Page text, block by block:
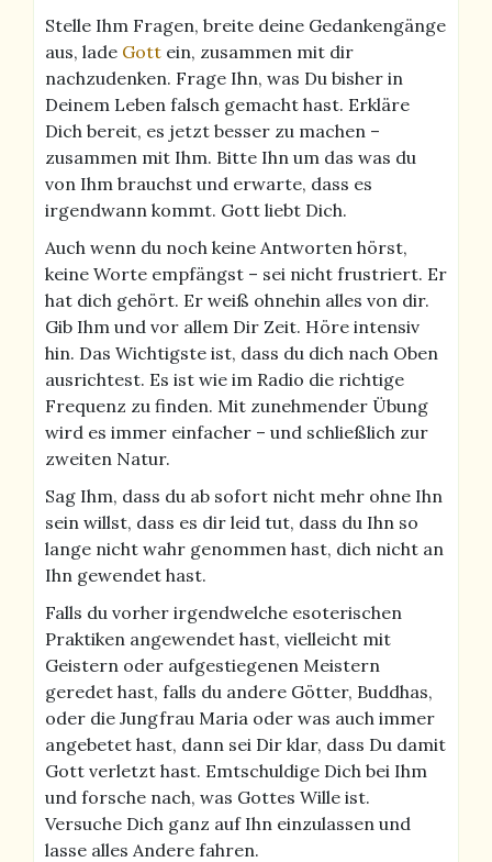
Stelle Ihm Fragen, breite deine Gedankengänge
aus, lade Gott ein, zusammen mit dir
nachzudenken. Frage Ihn, was Du bisher in
Deinem Leben falsch gemacht hast. Erkläre
Dich bereit, es jetzt besser zu machen –
zusammen mit Ihm. Bitte Ihn um das was du
von Ihm brauchst und erwarte, dass es
irgendwann kommt. Gott liebt Dich.
Auch wenn du noch keine Antworten hörst,
keine Worte empfängst – sei nicht frustriert. Er
hat dich gehört. Er weiß ohnehin alles von dir.
Gib Ihm und vor allem Dir Zeit. Höre intensiv
hin. Das Wichtigste ist, dass du dich nach Oben
ausrichtest. Es ist wie im Radio die richtige
Frequenz zu finden. Mit zunehmender Übung
wird es immer einfacher – und schließlich zur
zweiten Natur.
Sag Ihm, dass du ab sofort nicht mehr ohne Ihn
sein willst, dass es dir leid tut, dass du Ihn so
lange nicht wahr genommen hast, dich nicht an
Ihn gewendet hast.
Falls du vorher irgendwelche esoterischen
Praktiken angewendet hast, vielleicht mit
Geistern oder aufgestiegenen Meistern
geredet hast, falls du andere Götter, Buddhas,
oder die Jungfrau Maria oder was auch immer
angebetet hast, dann sei Dir klar, dass Du damit
Gott verletzt hast. Emtschuldige Dich bei Ihm
und forsche nach, was Gottes Wille ist.
Versuche Dich ganz auf Ihn einzulassen und
lasse alles Andere fahren.